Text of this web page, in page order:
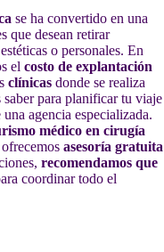
se ha convertido en una
que desean retirar
o personales. En
el costo de explantación
clínicas donde se realiza
para planificar tu viaje
agencia especializada.
médico en cirugía
ofrecemos asesoría gratuita
recomendamos que
coordinar todo el